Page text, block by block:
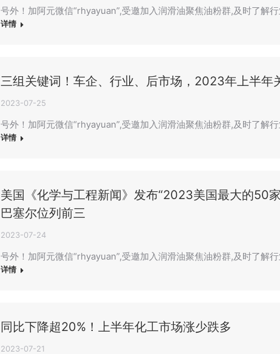
号外！加阿元微信“rhyayuan”,受邀加入润滑油聚焦油粉群,及时了解
详情
三组关键词！车企、行业、后市场，2023年上半年
2023-07-25
号外！加阿元微信“rhyayuan”,受邀加入润滑油聚焦油粉群,及时了解
详情
美国《化学与工程新闻》发布“2023美国最大的50
巴塞尔位列前三
2023-07-24
号外！加阿元微信“rhyayuan”,受邀加入润滑油聚焦油粉群,及时了解
详情
同比下降超20%！上半年化工市场涨少跌多
2023-07-21